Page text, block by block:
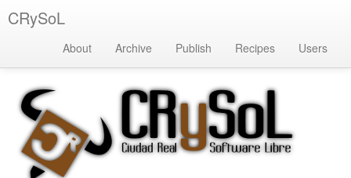
CRySoL
About Archive Publish Recipes Users